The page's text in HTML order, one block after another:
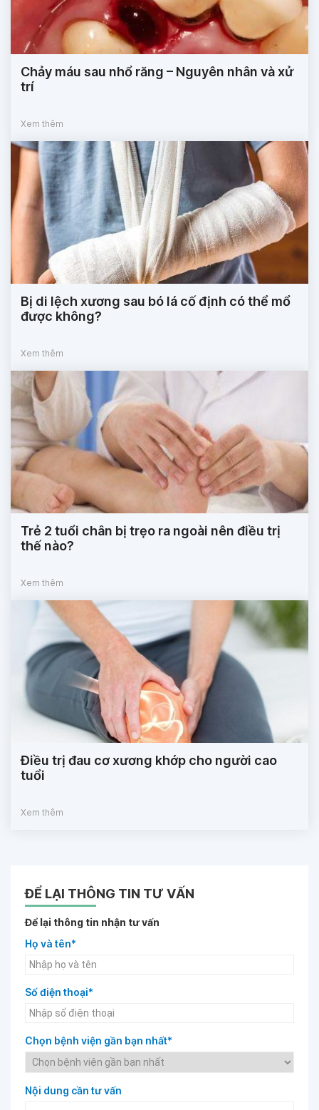
Chảy máu sau nhổ răng – Nguyên nhân và xử
trí
Xem thêm
Bị di lệch xương sau bó lá cố định có thể mổ
được không?
Xem thêm
Trẻ 2 tuổi chân bị trẹo ra ngoài nên điều trị
thế nào?
Xem thêm
Điều trị đau cơ xương khớp cho người cao
tuổi
Xem thêm
ĐỂ LẠI THÔNG TIN TƯ VẤN
Để lại thông tin nhận tư vấn
Họ và tên*
Số điện thoại*
Chọn bệnh viện gần bạn nhất*
Nội dung cần tư vấn